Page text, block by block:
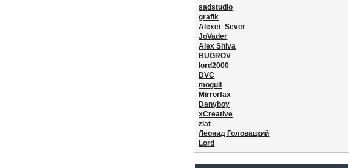
sadstudio
grafik
Alexei_Sever
JoVader
Alex Shiva
BUGROV
lord2000
DVC
mogull
Mirrorfax
Danyboy
xCreative
zlat
Леонид Головацкий
Lord